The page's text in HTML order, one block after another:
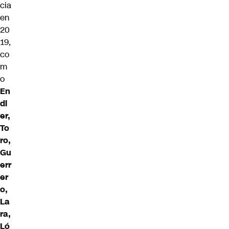
cia
en
20
19,
co
m
o
En
dl
er,
To
ro,
Gu
err
er
o,
La
ra,
Ló